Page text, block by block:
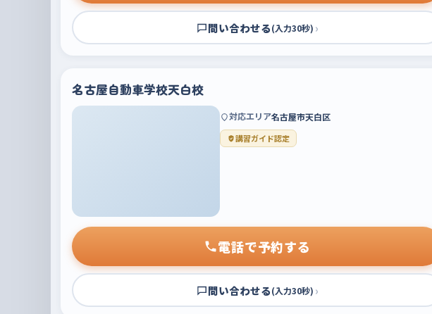
問い合わせる(入力30秒) ›
名古屋自動車学校天白校
対応エリア名古屋市天白区
講習ガイド認定
電話で予約する
問い合わせる(入力30秒) ›